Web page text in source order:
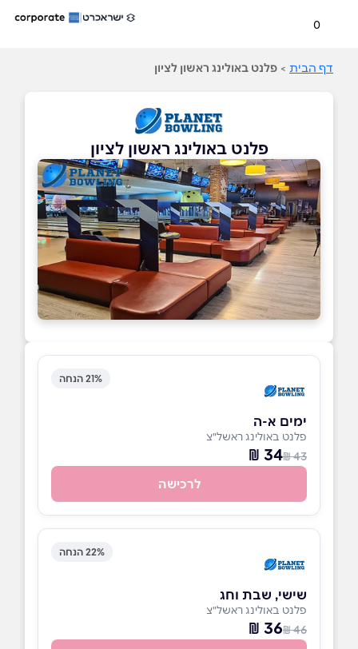
0
דף הבית > פלנט באולינג ראשון לציון
פלנט באולינג ראשון לציון
21% הנחה
ימים א-ה
פלנט באולינג ראשל"צ
43 ₪
34 ₪
לרכישה
22% הנחה
שישי, שבת וחג
פלנט באולינג ראשל"צ
46 ₪
36 ₪